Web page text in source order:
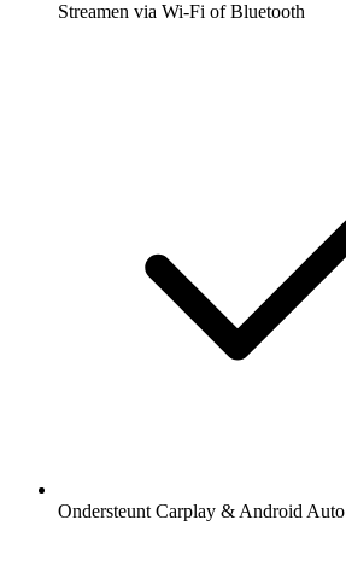
Streamen via Wi-Fi of Bluetooth
Ondersteunt Carplay & Android Auto